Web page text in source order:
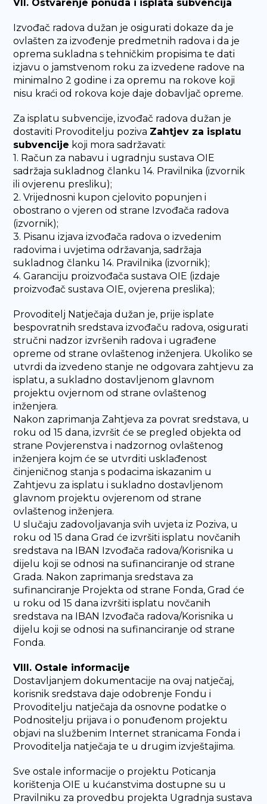
VII. Ostvarenje ponuda i isplata subvencija
Izvođač radova dužan je osigurati dokaze da je
ovlašten za izvođenje predmetnih radova i da je
oprema sukladna s tehničkim propisima te dati
izjavu o jamstvenom roku za izvedene radove na
minimalno 2 godine i za opremu na rokove koji
nisu kraći od rokova koje daje dobavljač opreme.
Za isplatu subvencije, izvođač radova dužan je
dostaviti Provoditelju poziva Zahtjev za isplatu
subvencije koji mora sadržavati:
1. Račun za nabavu i ugradnju sustava OIE
sadržaja sukladnog članku 14. Pravilnika (izvornik
ili ovjerenu presliku);
2. Vrijednosni kupon cjelovito popunjen i
obostrano o vjeren od strane Izvođača radova
(izvornik);
3. Pisanu izjava izvođača radova o izvedenim
radovima i uvjetima održavanja, sadržaja
sukladnog članku 14. Pravilnika (izvornik);
4. Garanciju proizvođača sustava OIE (izdaje
proizvođač sustava OIE, ovjerena preslika);
Provoditelj Natječaja dužan je, prije isplate
bespovratnih sredstava izvođaču radova, osigurati
stručni nadzor izvršenih radova i ugrađene
opreme od strane ovlaštenog inženjera. Ukoliko se
utvrdi da izvedeno stanje ne odgovara zahtjevu za
isplatu, a sukladno dostavljenom glavnom
projektu ovjernom od strane ovlaštenog
inženjera.
Nakon zaprimanja Zahtjeva za povrat sredstava, u
roku od 15 dana, izvršit će se pregled objekta od
strane Povjerenstva i nadzornog ovlaštenog
inženjera kojm će se utvrditi usklađenost
činjeničnog stanja s podacima iskazanim u
Zahtjevu za isplatu i sukladno dostavljenom
glavnom projektu ovjerenom od strane
ovlaštenog inženjera.
U slučaju zadovoljavanja svih uvjeta iz Poziva, u
roku od 15 dana Grad će izvršiti isplatu novčanih
sredstava na IBAN Izvođača radova/Korisnika u
dijelu koji se odnosi na sufinanciranje od strane
Grada. Nakon zaprimanja sredstava za
sufinanciranje Projekta od strane Fonda, Grad će
u roku od 15 dana izvršiti isplatu novčanih
sredstava na IBAN Izvođača radova/Korisnika u
dijelu koji se odnosi na sufinanciranje od strane
Fonda.
VIII. Ostale informacije
Dostavljanjem dokumentacije na ovaj natječaj,
korisnik sredstava daje odobrenje Fondu i
Provoditelju natječaja da osnovne podatke o
Podnositelju prijava i o ponuđenom projektu
objavi na službenim Internet stranicama Fonda i
Provoditelja natječaja te u drugim izvještajima.
Sve ostale informacije o projektu Poticanja
korištenja OIE u kućanstvima dostupne su u
Pravilniku za provedbu projekta Ugradnja sustava